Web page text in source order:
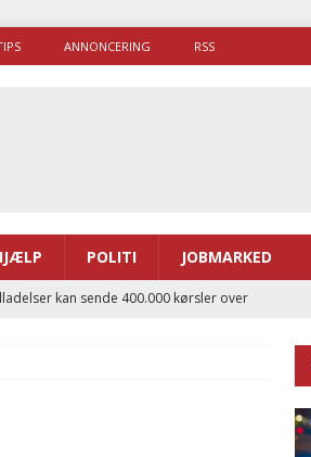
ANNONCERING RSS
POLITI JOBMARKED
kan sende 400.000 kørsler over